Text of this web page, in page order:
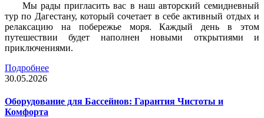
Мы рады пригласить вас в наш авторский семидневный
тур по Дагестану, который сочетает в себе активный отдых и
релаксацию на побережье моря. Каждый день в этом
путешествии будет наполнен новыми открытиями и
приключениями.
Подробнее
30.05.2026
Оборудование для Бассейнов: Гарантия Чистоты и
Комфорта